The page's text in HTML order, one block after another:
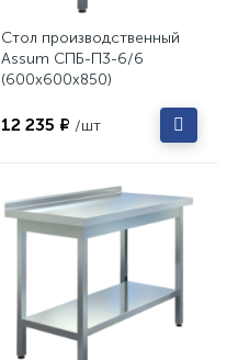
Стол производственный
Assum СПБ-П3-6/6
(600х600х850)
12 235 ₽ /шт